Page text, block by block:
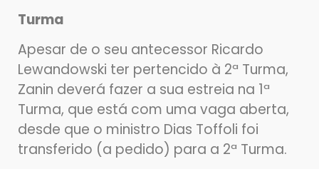
Turma
Apesar de o seu antecessor Ricardo
Lewandowski ter pertencido à 2ª Turma,
Zanin deverá fazer a sua estreia na 1ª
Turma, que está com uma vaga aberta,
desde que o ministro Dias Toffoli foi
transferido (a pedido) para a 2ª Turma.